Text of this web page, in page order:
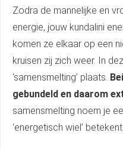
Zodra de mannelijke en
energie, jouw kundalini
komen ze elkaar op een
kruisen zij zich weer. In
‘samensmelting’ plaats.
gebundeld en daarom
samensmelting noem je
‘energetisch wiel’ betekent.